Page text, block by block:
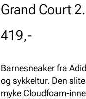
Grand Court
Pris
419,-
Barnesneaker fra
og sykkeltur. Den
myke Cloudfoam-